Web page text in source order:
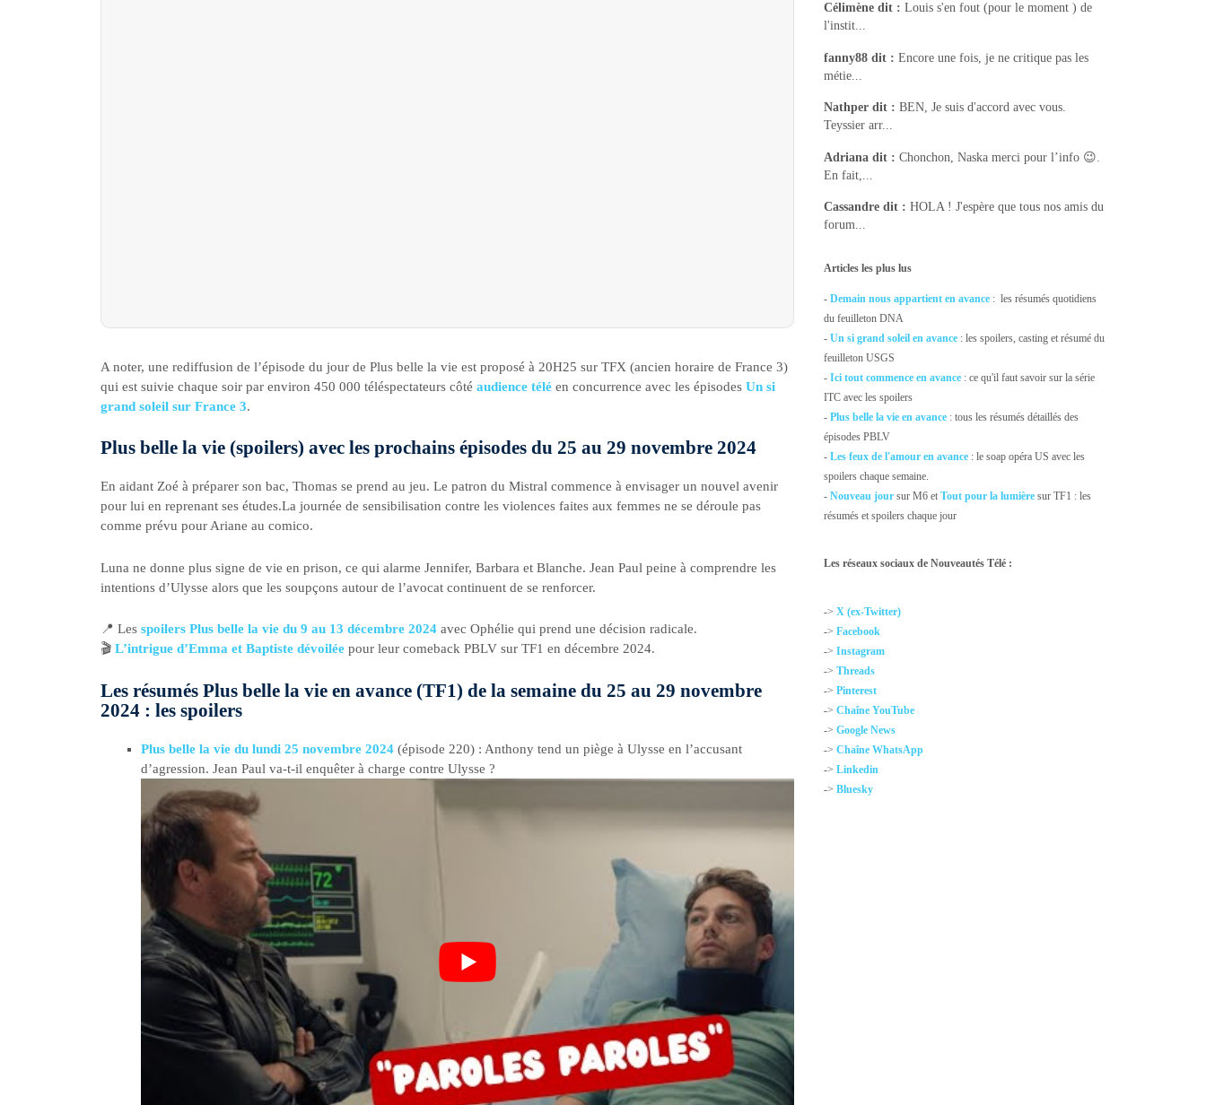
A noter, une rediffusion de l’épisode du jour de Plus belle la vie est proposé à 20H25 sur TFX (ancien horaire de France 3)
qui est suivie chaque soir par environ 450 000 téléspectateurs côté audience télé en concurrence avec les épisodes Un si
grand soleil sur France 3.
Plus belle la vie (spoilers) avec les prochains épisodes du 25 au 29 novembre 2024
En aidant Zoé à préparer son bac, Thomas se prend au jeu. Le patron du Mistral commence à envisager un nouvel avenir
pour lui en reprenant ses études.La journée de sensibilisation contre les violences faites aux femmes ne se déroule pas
comme prévu pour Ariane au comico.
Luna ne donne plus signe de vie en prison, ce qui alarme Jennifer, Barbara et Blanche. Jean Paul peine à comprendre les
intentions d’Ulysse alors que les soupçons autour de l’avocat continuent de se renforcer.
📍 Les spoilers Plus belle la vie du 9 au 13 décembre 2024 avec Ophélie qui prend une décision radicale.
🎬 L’intrigue d’Emma et Baptiste dévoilée pour leur comeback PBLV sur TF1 en décembre 2024.
Les résumés Plus belle la vie en avance (TF1) de la semaine du 25 au 29 novembre
2024 : les spoilers
Plus belle la vie du lundi 25 novembre 2024 (épisode 220) : Anthony tend un piège à Ulysse en l’accusant
d’agression. Jean Paul va-t-il enquêter à charge contre Ulysse ?
Célimène dit : Louis s'en fout (pour le moment ) de
l'instit...
fanny88 dit : Encore une fois, je ne critique pas les
métie...
Nathper dit : BEN, Je suis d'accord avec vous.
Teyssier arr...
Adriana dit : Chonchon, Naska merci pour l’info 😉.
En fait,...
Cassandre dit : HOLA ! J'espère que tous nos amis du
forum...
Articles les plus lus
-Demain nous appartient en avance : les résumés quotidiens
du feuilleton DNA
-Un si grand soleil en avance : les spoilers, casting et résumé du
feuilleton USGS
-Ici tout commence en avance : ce qu'il faut savoir sur la série
ITC avec les spoilers
- Plus belle la vie en avance : tous les résumés détaillés des
épisodes PBLV
-Les feux de l'amour en avance : le soap opéra US avec les
spoilers chaque semaine.
-Nouveau jour sur M6 etTout pour la lumière sur TF1 : les
résumés et spoilers chaque jour
Les réseaux sociaux de Nouveautés Télé :
->X (ex-Twitter)
->Facebook
->Instagram
->Threads
->Pinterest
->Chaîne YouTube
->Google News
->Chaîne WhatsApp
->Linkedin
->Bluesky